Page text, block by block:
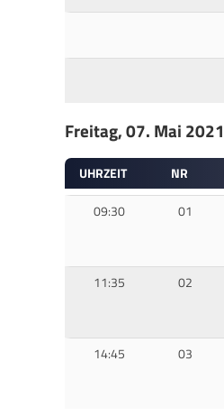
Freitag, 07. Mai 2021
UHRZEIT NR
09:30
01
11:35 02
14:45 03